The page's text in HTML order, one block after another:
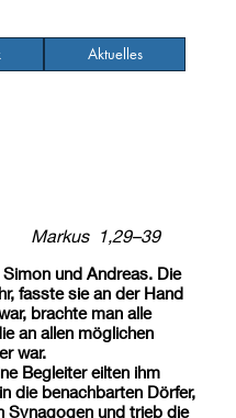
Aktuelles
Markus 1,29–39
und Andreas. Die
fasste sie an der Hand
brachte man alle
an allen möglichen
war.
Begleiter eilten ihm
die benachbarten Dörfer,
Synagogen und trieb die